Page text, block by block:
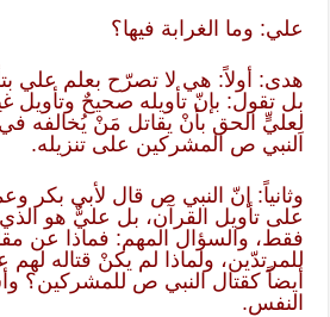
علي: وما الغرابة فيها؟
هدى: أولاً: هي لا تصرّح بعلم علي
بل تقول: بإنّ تأويله صحيحٌ وتأويل
لِعليٍّ الحق بأنْ يقاتل مَنْ يُخالفه في
النبي ص المشركين على تنزيله.
وثانياً: إنّ النبي ص قال لأبي بكر
على تأويل القرآن، بل عليٌّ هو الذي
فقط، والسؤال المهم: فماذا عن
للمرتدّين، ولماذا لم يكنْ قتاله لهم
أيضاً كقتال النبي ص للمشركين؟
النفس.